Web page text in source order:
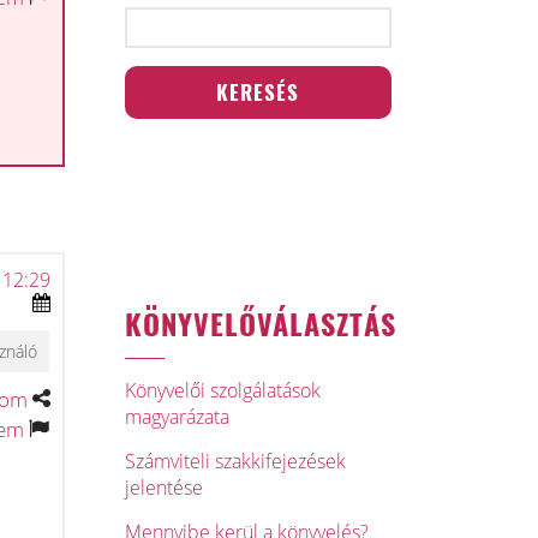
KÖNYVELŐVÁLASZTÁS
Könyvelői szolgálatások
magyarázata
Számviteli szakkifejezések
jelentése
Mennyibe kerül a könyvelés?